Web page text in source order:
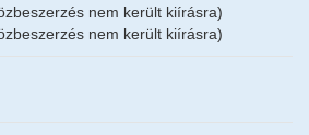
nem került kiírásra)
nem került kiírásra)